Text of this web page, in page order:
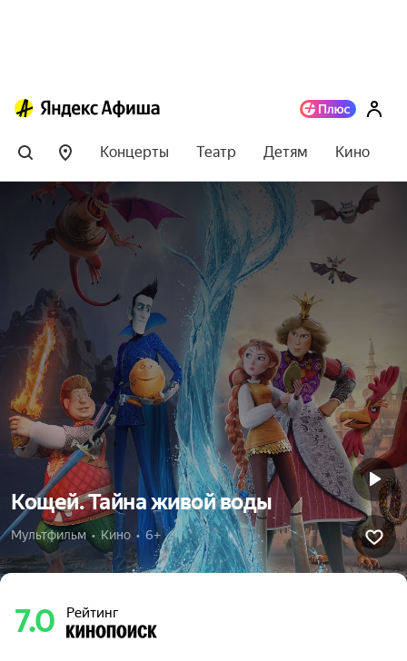
Концерты Театр Детям Кино
Кощей. Тайна живой воды
Мультфильм  •  Кино  •  6+
7.0 Рейтинг